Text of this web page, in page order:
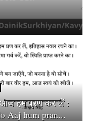
हम प्रण कर लें :
Aaj hum pran...